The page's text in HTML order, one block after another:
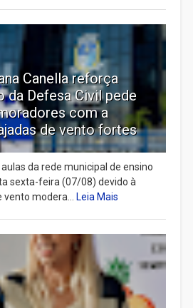
Canella reforça
da Defesa Civil pede
com a
de vento fortes
aulas da rede municipal de ensino
sexta-feira (07/08) devido à
modera...
Leia Mais